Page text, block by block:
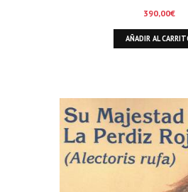
390,00€
AÑADIR AL